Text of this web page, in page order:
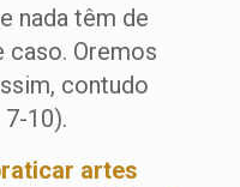
nada têm de
caso. Oremos
contudo
10).
artes